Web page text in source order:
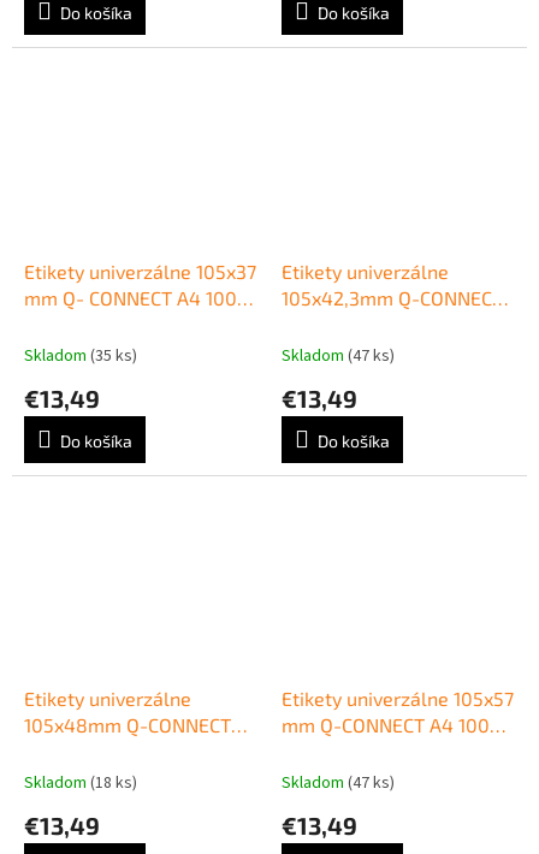
Do košíka Do košíka
Etikety univerzálne 105x37
mm Q- CONNECT A4 100
Skladom (35 ks)
€13,49
Do košíka
Etikety univerzálne
105x42,3mm Q-CONNECT
Skladom (47 ks)
€13,49
Do košíka
Etikety univerzálne
105x48mm Q-CONNECT
Skladom (18 ks)
€13,49
Etikety univerzálne 105x57
mm Q-CONNECT A4 100
Skladom (47 ks)
€13,49